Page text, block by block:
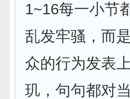
1~16每一小节
乱发牢骚，而
众的行为发表
玑，句句都对